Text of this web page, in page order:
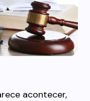
acontecer,